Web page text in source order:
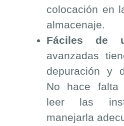
colocación en
almacenaje.
Fáciles de
avanzadas
depuración y
No hace falta
leer las
manejarla